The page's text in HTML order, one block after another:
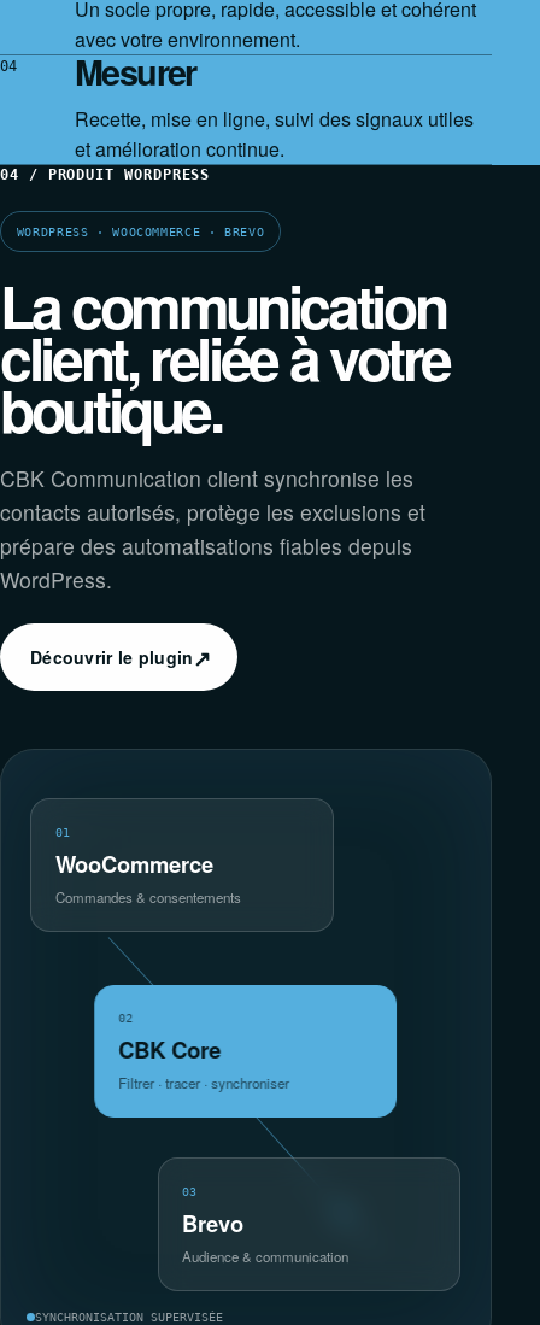
Un socle propre, rapide, accessible et cohérent
avec votre environnement.
04 Mesurer
Recette, mise en ligne, suivi des signaux utiles
et amélioration continue.
04 / PRODUIT WORDPRESS
WORDPRESS · WOOCOMMERCE · BREVO
La communication
client, reliée à votre
boutique.
CBK Communication client synchronise les
contacts autorisés, protège les exclusions et
prépare des automatisations fiables depuis
WordPress.
Découvrir le plugin↗
01
WooCommerce
Commandes & consentements
02
CBK Core
Filtrer · tracer · synchroniser
03
Brevo
Audience & communication
SYNCHRONISATION SUPERVISÉE